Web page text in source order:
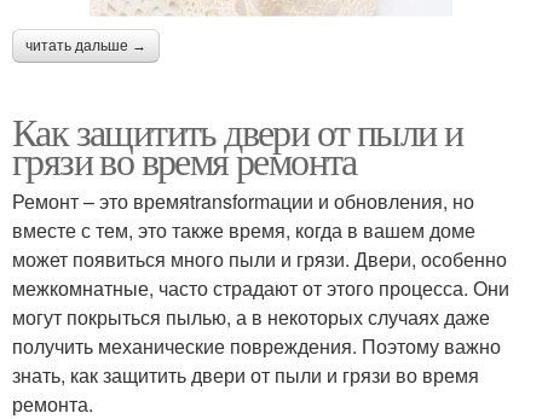
читать дальше →
Как защитить двери от пыли и
грязи во время ремонта
Ремонт – это времяtransformации и обновления, но
вместе с тем, это также время, когда в вашем доме
может появиться много пыли и грязи. Двери, особенно
межкомнатные, часто страдают от этого процесса. Они
могут покрыться пылью, а в некоторых случаях даже
получить механические повреждения. Поэтому важно
знать, как защитить двери от пыли и грязи во время
ремонта.